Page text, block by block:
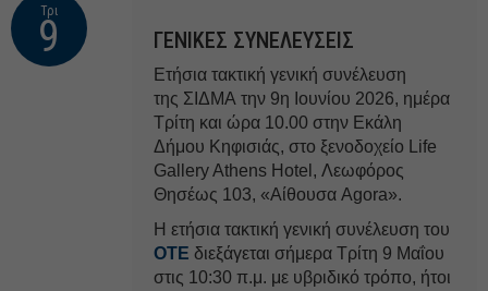
Τρι
9 ΓΕΝΙΚΕΣ ΣΥΝΕΛΕΥΣΕΙΣ
Ετήσια τακτική γενική συνέλευση
της ΣΙΔΜΑ την 9η Ιουνίου 2026, ημέρα
Τρίτη και ώρα 10.00 στην Εκάλη
Δήμου Κηφισιάς, στο ξενοδοχείο Life
Gallery Athens Hotel, Λεωφόρος
Θησέως 103, «Αίθουσα Agora».
Η ετήσια τακτική γενική συνέλευση του
ΟΤΕ διεξάγεται σήμερα Τρίτη 9 Μαΐου
στις 10:30 π.μ. με υβριδικό τρόπο, ήτοι